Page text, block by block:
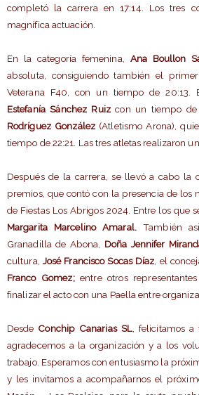
completó la carrera en 17:14. Los tres
magnífica actuación.
En la categoría femenina, Ana Boullon
absoluta, consiguiendo también el
Veterana F40, con un tiempo de 20:13.
Estefanía Sánchez Ruizcon un tiempo de
Rodríguez González(Atletismo Arona),
tiempo de 22:21. Las tres atletas realizaron
Después de la carrera, se llevó a cabo la
premios, que contó con la presencia de los
de Fiestas Los Abrigos 2024. Entre los que
Margarita Marcelino Amaral.También
Granadilla de Abona, Doña Jennifer
cultura, José Francisco Socas Díaz , el
Franco Gomez;entre otros
finalizar el acto con una Paella entre
Desde Conchip Canarias SL, felicitamos a
agradecemos a la organización y a los
trabajo. Esperamos con entusiasmo la
y les invitamos a acompañarnos el